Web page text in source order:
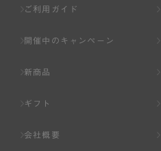
ご利用ガイド
開催中のキャンペーン
新商品
ギフト
会社概要